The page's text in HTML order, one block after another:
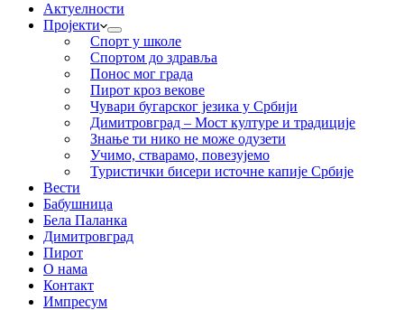
Актуелности
Пројекти
Спорт у школе
Спортом до здравља
Понос мог града
Пирот кроз векове
Чувари бугарског језика у Србији
Димитровград – Мост културе и традиције
Знање ти нико не може одузети
Учимо, стварамо, повезујемо
Туристички бисери источне капије Србије
Вести
Бабушница
Бела Паланка
Димитровград
Пирот
О нама
Контакт
Импресум